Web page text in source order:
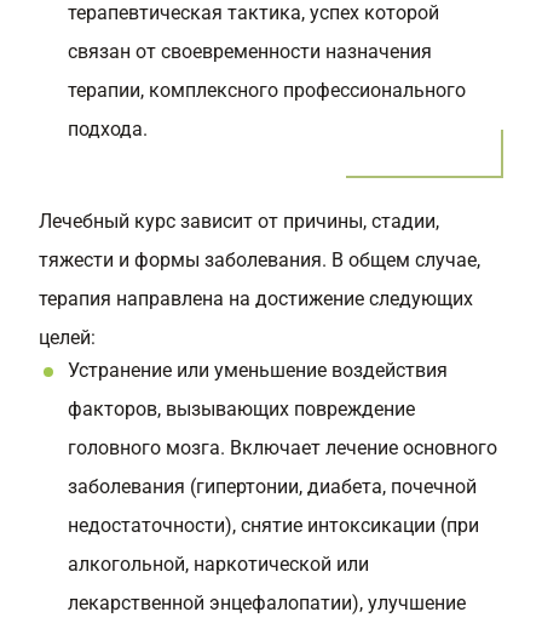
терапевтическая тактика, успех которой
связан от своевременности назначения
терапии, комплексного профессионального
подхода.
Лечебный курс зависит от причины, стадии,
тяжести и формы заболевания. В общем случае,
терапия направлена на достижение следующих
целей:
Устранение или уменьшение воздействия
факторов, вызывающих повреждение
головного мозга. Включает лечение основного
заболевания (гипертонии, диабета, почечной
недостаточности), снятие интоксикации (при
алкогольной, наркотической или
лекарственной энцефалопатии), улучшение